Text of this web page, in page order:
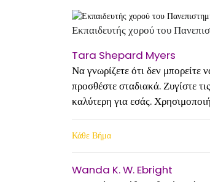
Εκπαιδευτής χορού του
Tara Shepard Myers
Να γνωρίζετε ότι δεν μπορείτε
προσθέστε σταδιακά. Ζυγίστε
καλύτερη για εσάς.
Κάθε Βήμα
Wanda K. W. Ebright